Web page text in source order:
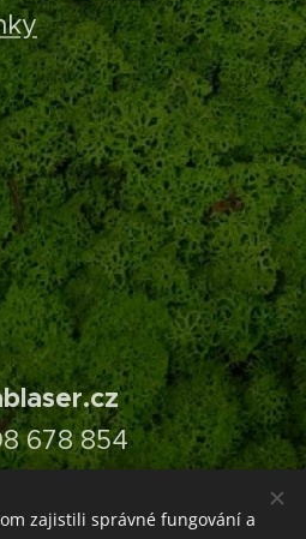
678 854
zajistili správné fungování a